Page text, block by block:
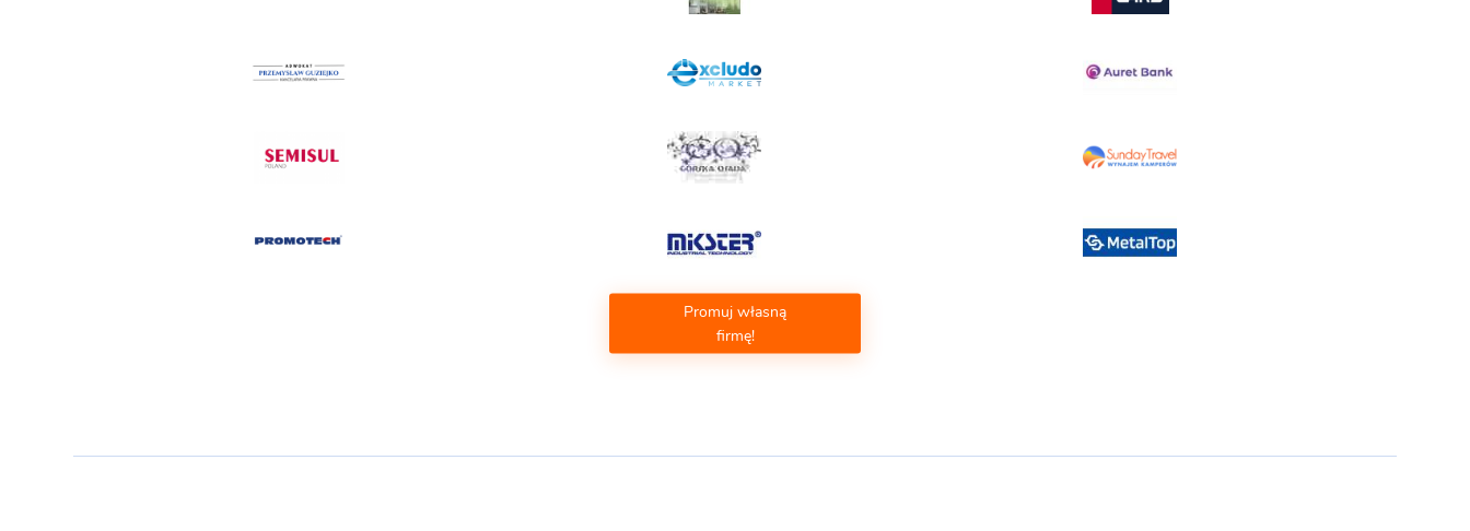
Promuj własną
firmę!